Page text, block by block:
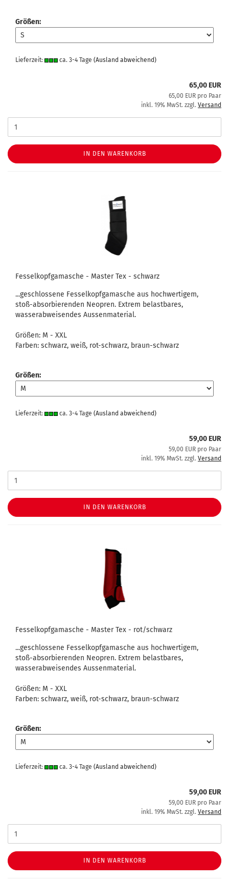
Größen:
Lieferzeit: ca. 3-4 Tage (Ausland abweichend)
65,00 EUR
65,00 EUR pro Paar
inkl. 19% MwSt. zzgl. Versand
IN DEN WARENKORB
Fesselkopfgamasche - Master Tex - schwarz
...geschlossene Fesselkopfgamasche aus hochwertigem,
stoß-absorbierenden Neopren. Extrem belastbares,
wasserabweisendes Aussenmaterial.
Größen: M - XXL
Farben: schwarz, weiß, rot-schwarz, braun-schwarz
Größen:
Lieferzeit: ca. 3-4 Tage (Ausland abweichend)
59,00 EUR
59,00 EUR pro Paar
inkl. 19% MwSt. zzgl. Versand
IN DEN WARENKORB
Fesselkopfgamasche - Master Tex - rot/schwarz
...geschlossene Fesselkopfgamasche aus hochwertigem,
stoß-absorbierenden Neopren. Extrem belastbares,
wasserabweisendes Aussenmaterial.
Größen: M - XXL
Farben: schwarz, weiß, rot-schwarz, braun-schwarz
Größen:
Lieferzeit: ca. 3-4 Tage (Ausland abweichend)
59,00 EUR
59,00 EUR pro Paar
inkl. 19% MwSt. zzgl. Versand
IN DEN WARENKORB